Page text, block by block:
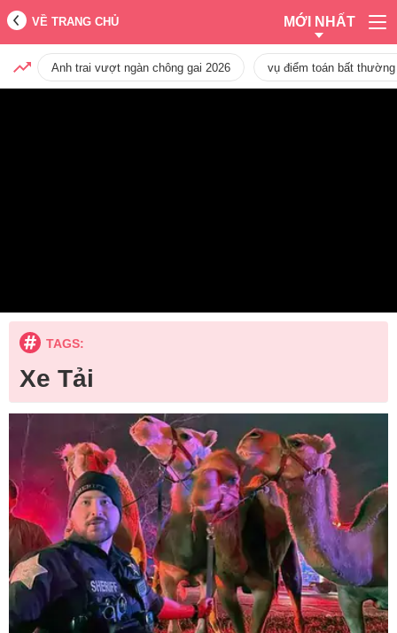
VỀ TRANG CHỦ MỚI NHẤT
Anh trai vượt ngàn chông gai 2026 vụ điểm toán bất
TAGS:
Xe Tải